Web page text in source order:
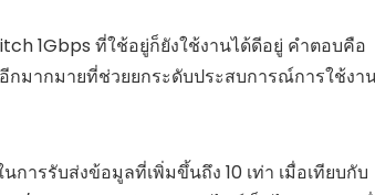
1Gbps ที่ใช้อยู่ก็ยังใช้งานได้ดีอยู่ คำตอบคือ
กมากมายที่ช่วยยกระดับประสบการณ์การใช้งา
ารรับส่งข้อมูลที่เพิ่มขึ้นถึง 10 เท่า เมื่อเทียบกับ